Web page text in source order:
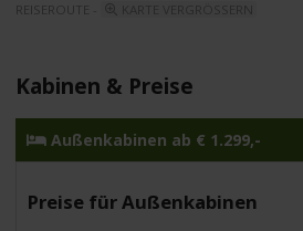
REISEROUTE -
Kabinen & Preise
Außenkabinen ab € 1.299,-
Preise für Außenkabinen